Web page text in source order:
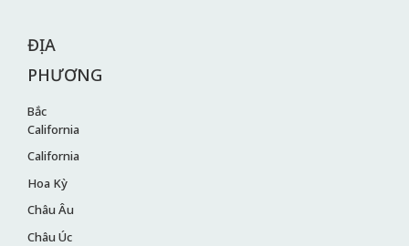
ĐỊA
PHƯƠNG
Bắc
California
California
Hoa Kỳ
Châu Âu
Châu Úc